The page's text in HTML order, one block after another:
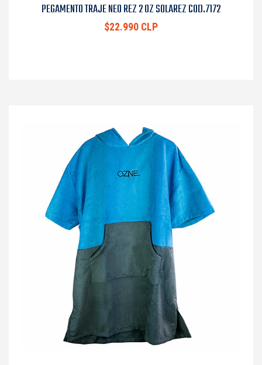
PEGAMENTO TRAJE NEO REZ 2 OZ SOLAREZ COD.7172
$22.990 CLP